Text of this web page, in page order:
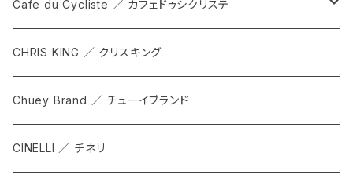
DEX
GRIP SLING
SHADOW
KOMPAK
カンビウム
メンテナンス
Cafe du Cycliste ／ カフェドゥシクリステ
ALL
TOPS
BOTTOMS
CHRIS KING ／ クリスキング
Chuey Brand ／ チューイブランド
CINELLI ／ チネリ